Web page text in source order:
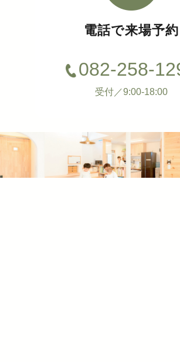
電話で来場予約
082-258-
受付／9:00-18:00